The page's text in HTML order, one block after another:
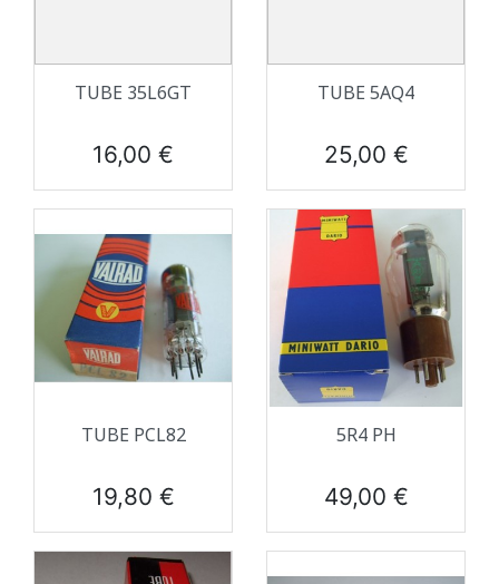
TUBE 35L6GT
Prix
16,00 €
TUBE 5AQ4
Prix
25,00 €
TUBE PCL82
Prix
19,80 €
5R4 PH
Prix
49,00 €